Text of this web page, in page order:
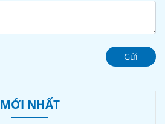
Gửi
MỚI NHẤT